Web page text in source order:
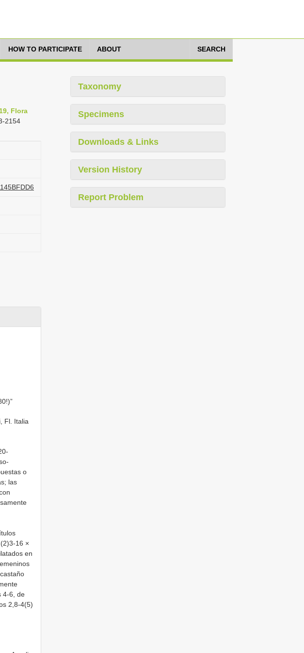
HOW TO PARTICIPATE ABOUT SEARCH
Flora
2154
Fl. Italia
o
las
16 ×
en
4-6, de
2,8-4(5)
Taxonomy
Specimens
Downloads & Links
Version History
Report Problem